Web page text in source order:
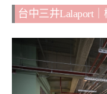
台中三井Lalaport